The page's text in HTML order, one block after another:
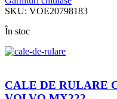
SKU: VOE20798183
În stoc
CALE DE RULARE